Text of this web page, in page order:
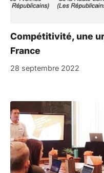
Compétitivité, une
France
28 septembre 2022